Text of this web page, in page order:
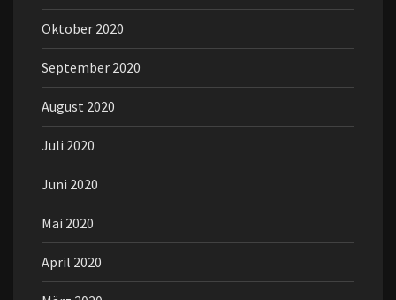
Oktober 2020
September 2020
August 2020
Juli 2020
Juni 2020
Mai 2020
April 2020